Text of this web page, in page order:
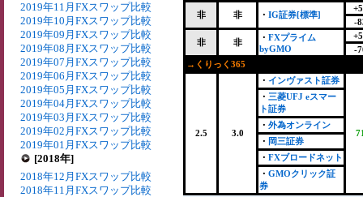
2019年11月FXスワップ比較
2019年10月FXスワップ比較
2019年09月FXスワップ比較
2019年08月FXスワップ比較
2019年07月FXスワップ比較
2019年06月FXスワップ比較
2019年05月FXスワップ比較
2019年04月FXスワップ比較
2019年03月FXスワップ比較
2019年02月FXスワップ比較
2019年01月FXスワップ比較
[2018年]
2018年12月FXスワップ比較
2018年11月FXスワップ比較
非 非 ・ IG証券[標準]
-
非 非 ・ FXプライム
byGMO
-
→くりっく365
2.5 3.0
・ インヴァスト証券
・ 三菱UFJ eスマー
ト証券
・ 外為オンライン
・ 岡三証券
・ FXブロードネット
・ GMOクリック証
券